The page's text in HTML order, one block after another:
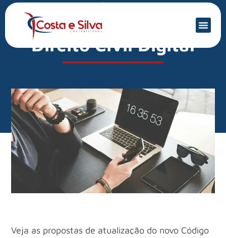
Mercado Financeiro
O novo Código Civil e o
Direito Civil Digital
Veja as propostas de atualização do novo Código